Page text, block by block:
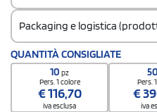
Packaging e logistica
Codice doganale
8509400000000000000000
Quantità per scatola
QUANTITÀ CONSIGLIATE
10pz
Pers. 1 colore
€116,70
iva esclusa
Pers.
€
iva